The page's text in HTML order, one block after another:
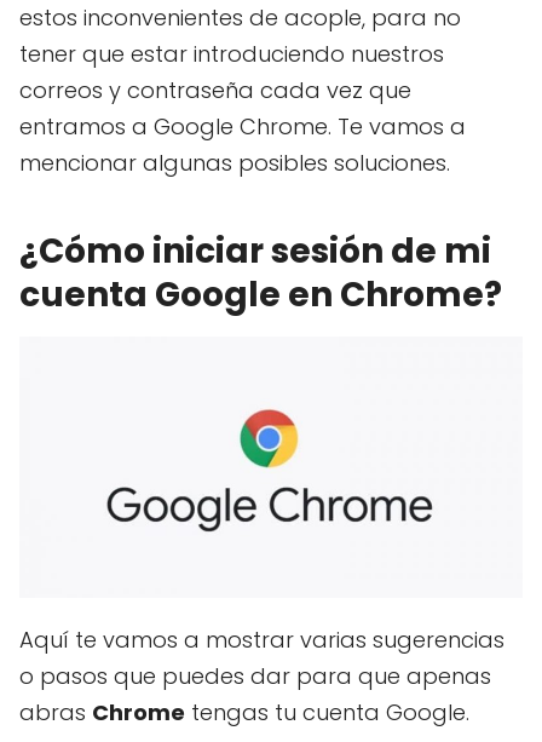
estos inconvenientes de acople, para no
tener que estar introduciendo nuestros
correos y contraseña cada vez que
entramos a Google Chrome. Te vamos a
mencionar algunas posibles soluciones.
¿Cómo iniciar sesión de mi
cuenta Google en Chrome?
Aquí te vamos a mostrar varias sugerencias
o pasos que puedes dar para que apenas
abras Chrome tengas tu cuenta Google.